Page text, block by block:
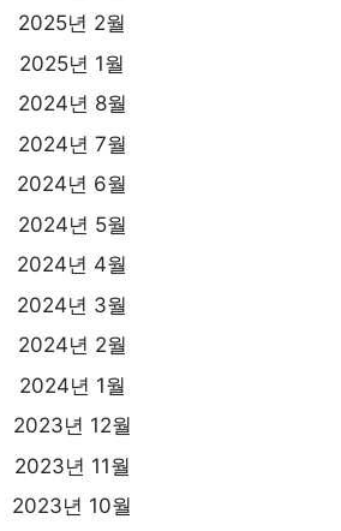
2025년 2월
2025년 1월
2024년 8월
2024년 7월
2024년 6월
2024년 5월
2024년 4월
2024년 3월
2024년 2월
2024년 1월
2023년 12월
2023년 11월
2023년 10월